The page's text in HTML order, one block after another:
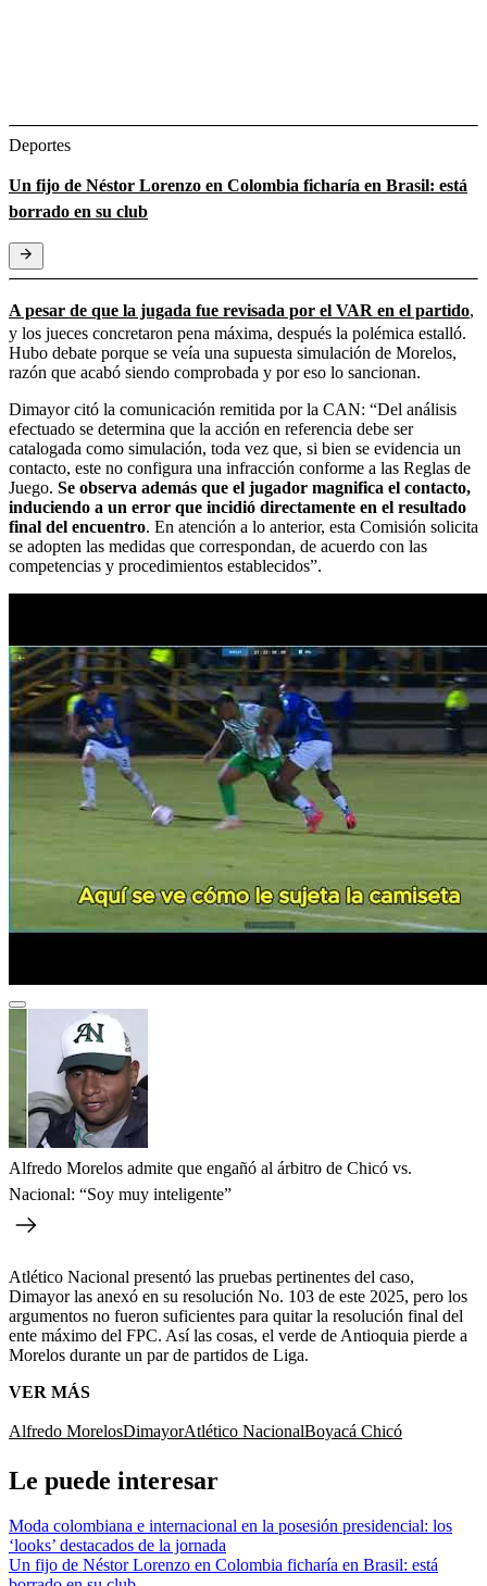
Deportes
Un fijo de Néstor Lorenzo en Colombia ficharía en Brasil: está
borrado en su club
A pesar de que la jugada fue revisada por el VAR en el partido,
y los jueces concretaron pena máxima, después la polémica estalló.
Hubo debate porque se veía una supuesta simulación de Morelos,
razón que acabó siendo comprobada y por eso lo sancionan.
Dimayor citó la comunicación remitida por la CAN: “Del análisis
efectuado se determina que la acción en referencia debe ser
catalogada como simulación, toda vez que, si bien se evidencia un
contacto, este no configura una infracción conforme a las Reglas de
Juego. Se observa además que el jugador magnifica el contacto,
induciendo a un error que incidió directamente en el resultado
final del encuentro. En atención a lo anterior, esta Comisión solicita
se adopten las medidas que correspondan, de acuerdo con las
competencias y procedimientos establecidos”.
Alfredo Morelos admite que engañó al árbitro de Chicó vs.
Nacional: “Soy muy inteligente”
Atlético Nacional presentó las pruebas pertinentes del caso,
Dimayor las anexó en su resolución No. 103 de este 2025, pero los
argumentos no fueron suficientes para quitar la resolución final del
ente máximo del FPC. Así las cosas, el verde de Antioquia pierde a
Morelos durante un par de partidos de Liga.
VER MÁS
Alfredo MorelosDimayorAtlético NacionalBoyacá Chicó
Le puede interesar
Moda colombiana e internacional en la posesión presidencial: los
‘looks’ destacados de la jornada
Un fijo de Néstor Lorenzo en Colombia ficharía en Brasil: está